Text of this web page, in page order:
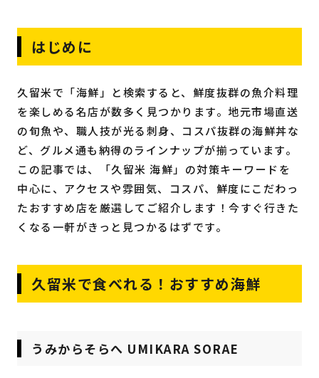
はじめに
久留米で「海鮮」と検索すると、鮮度抜群の魚介料理
を楽しめる名店が数多く見つかります。地元市場直送
の旬魚や、職人技が光る刺身、コスパ抜群の海鮮丼な
ど、グルメ通も納得のラインナップが揃っています。
この記事では、「久留米 海鮮」の対策キーワードを
中心に、アクセスや雰囲気、コスパ、鮮度にこだわっ
たおすすめ店を厳選してご紹介します！今すぐ行きた
くなる一軒がきっと見つかるはずです。
久留米で食べれる！おすすめ海鮮
うみからそらへ UMIKARA SORAE